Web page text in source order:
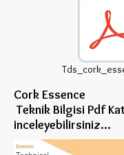
Cork
Teknik Bilgisi Pdf
inceleyebilirsiniz...